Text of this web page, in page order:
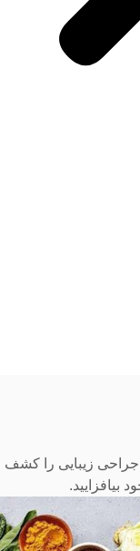
جراحی زیبایی را کشف
بیافزایید.